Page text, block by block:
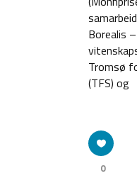
Borealis
Tromsø
(TFS) og
0